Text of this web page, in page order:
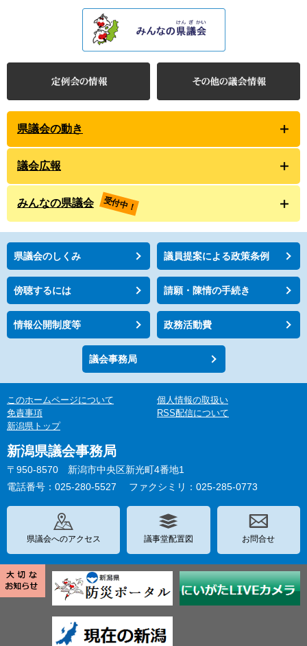
県議会の動き
議会広報
みんなの県議会 受付中！
県議会のしくみ 議員提案による政策条例
傍聴するには 請願・陳情の手続き
情報公開制度等 政務活動費
議会事務局
このホームページについて
個人情報の取扱い
免責事項
RSS配信について
新潟県トップ
新潟県議会事務局
〒950-8570 新潟市中央区新光町4番地1
電話番号：025-280-5527
ファクシミリ：025-285-0773
県議会へのアクセス 議事堂配置図 お問合せ